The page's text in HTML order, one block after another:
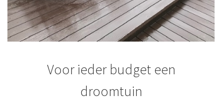
Voor ieder budget een
droomtuin